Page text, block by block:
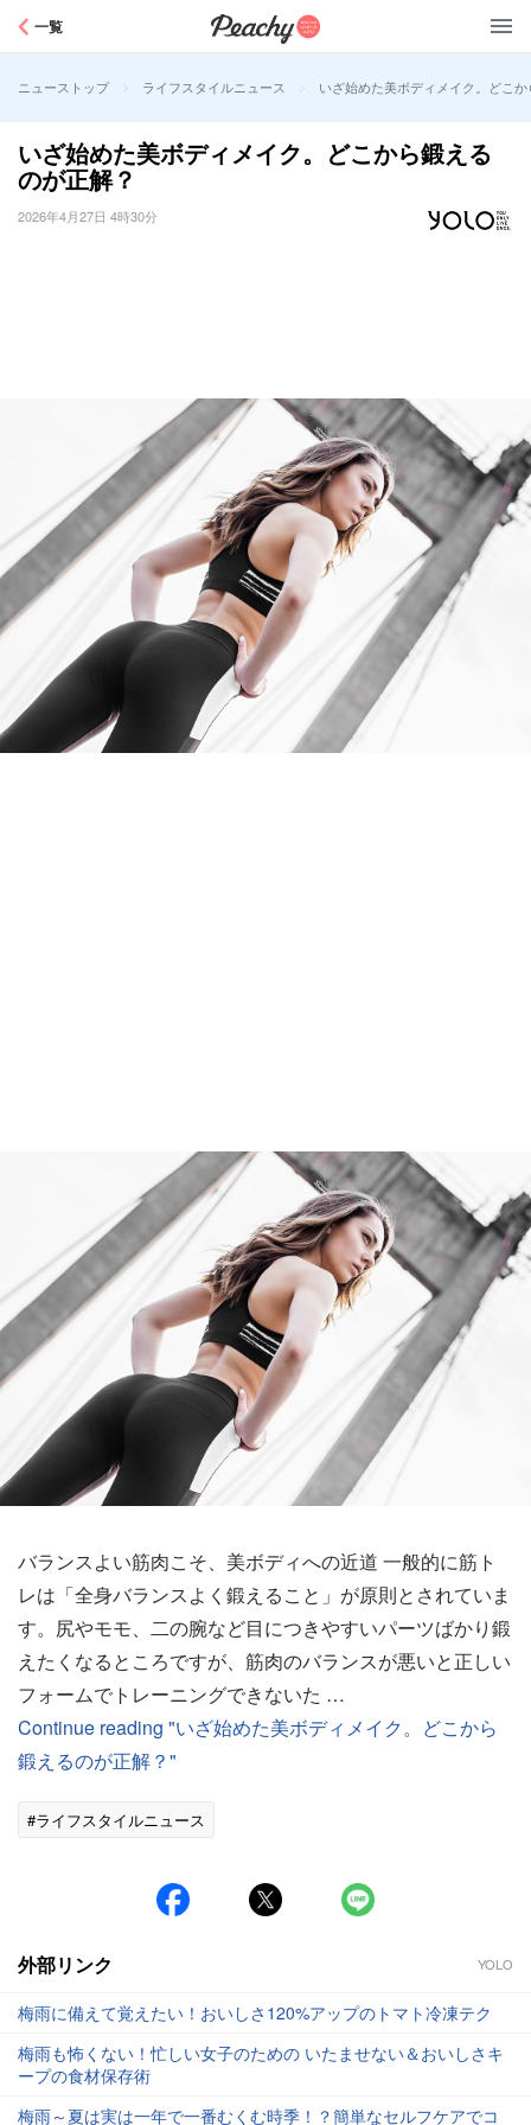
一覧
ニューストップ > ライフスタイルニュース > いざ始めた美ボディメイク。どこ
いざ始めた美ボディメイク。どこから鍛える
のが正解？
2026年4月27日 4時30分
バランスよい筋肉こそ、美ボディへの近道 一般的に筋ト
レは「全身バランスよく鍛えること」が原則とされていま
す。尻やモモ、二の腕など目につきやすいパーツばかり鍛
えたくなるところですが、筋肉のバランスが悪いと正しい
フォームでトレーニングできないた …
Continue reading "いざ始めた美ボディメイク。どこから
鍛えるのが正解？"
#ライフスタイルニュース
外部リンク YOLO
梅雨に備えて覚えたい！おいしさ120%アップのトマト冷凍テク
梅雨も怖くない！忙しい女子のための いたませない＆おいしさキ
ープの食材保存術
梅雨～夏は実は一年で一番むくむ時季！？簡単なセルフケアでコ